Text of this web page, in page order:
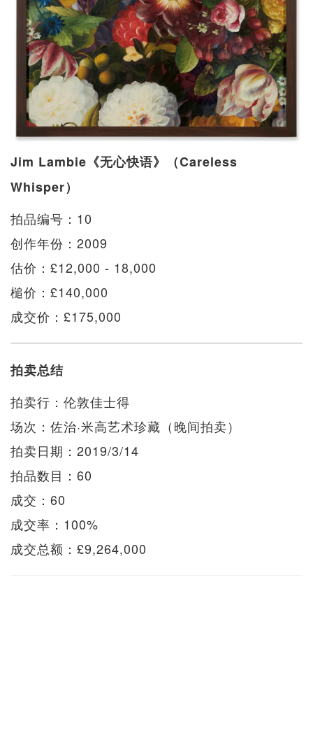
Jim Lambie《无心快语》（Careless
Whisper）
拍品编号：10
创作年份：2009
估价：£12,000 - 18,000
槌价：£140,000
成交价：£175,000
拍卖总结
拍卖行：伦敦佳士得
场次：佐治·米高艺术珍藏（晚间拍卖）
拍卖日期：2019/3/14
拍品数目：60
成交：60
成交率：100%
成交总额：£9,264,000